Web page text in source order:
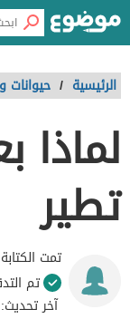
الرئيسية / حيوانات
لماذا
تطير
تمت
تم
آخر تحديث: